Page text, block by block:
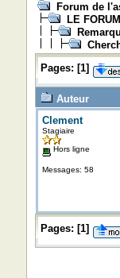
Forum de
LE
Pages: [1]
Auteur
Clement
Stagiaire
Hors ligne
Messages: 58
Pages: [1]